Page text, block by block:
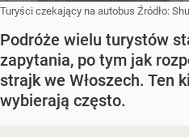
Turyści czekający na autobus Źródło:
Podróże wielu turystów
zapytania, po tym jak
strajk we Włoszech. Ten
wybierają często.